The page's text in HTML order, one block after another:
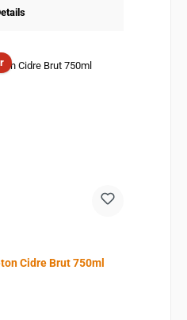
Cidre Brut 750ml